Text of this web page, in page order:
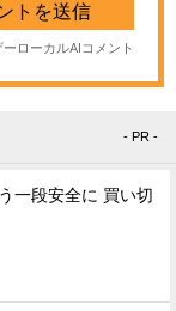
- PR -
一段安全に 買い切